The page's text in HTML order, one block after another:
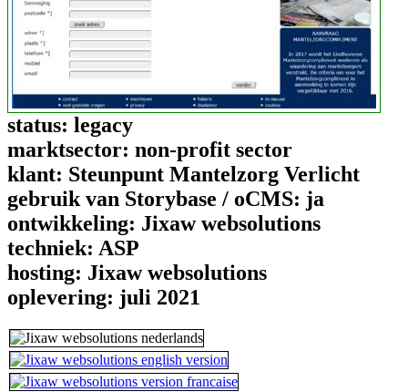
status: legacy
marktsector: non-profit sector
klant: Steunpunt Mantelzorg Verlicht
gebruik van Storybase / oCMS: ja
ontwikkeling: Jixaw websolutions
techniek: ASP
hosting: Jixaw websolutions
oplevering: juli 2021